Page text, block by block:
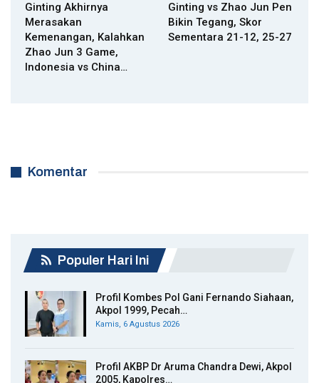
Ginting Akhirnya
Merasakan
Kemenangan, Kalahkan
Zhao Jun 3 Game,
Indonesia vs China…
Ginting vs Zhao Jun Pen
Bikin Tegang, Skor
Sementara 21-12, 25-27
Komentar
Populer Hari Ini
Profil Kombes Pol Gani Fernando Siahaan,
Akpol 1999, Pecah…
Kamis, 6 Agustus 2026
Profil AKBP Dr Aruma Chandra Dewi, Akpol
2005, Kapolres…